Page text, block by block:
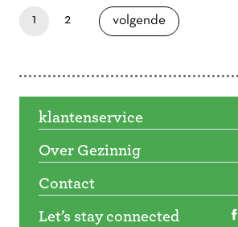
paginapage 1 of 2
je bent nu op pagina
1 pagina
2 volgende
pagina
klantenservice
Over Gezinnig
Contact
Let’s stay connected